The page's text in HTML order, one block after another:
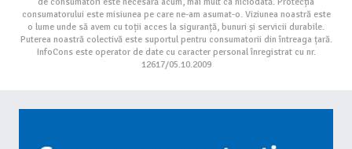
consumatorului este misiunea pe care ne-am asumat-o. Viziunea noastră este
o lume unde să avem cu toții acces la siguranță, bunuri și servicii durabile.
Puterea noastră colectivă este suportul pentru consumatorii din întreaga țară.
InfoCons este operator de date cu caracter personal înregistrat cu nr.
12617/05.10.2009